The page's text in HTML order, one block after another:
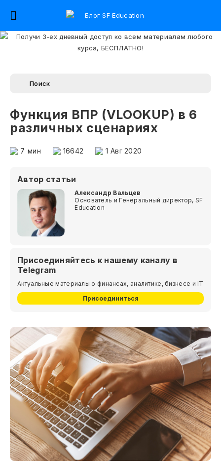
Функция ВПР (VLOOKUP) в 6
различных сценариях
7 мин 16642 1 Авг 2020
Автор статьи
Александр Вальцев
Основатель и Генеральный директор, SF
Education
Присоединяйтесь к нашему каналу в
Telegram
Актуальные материалы о финансах, аналитике, бизнесе и IT
Присоединиться